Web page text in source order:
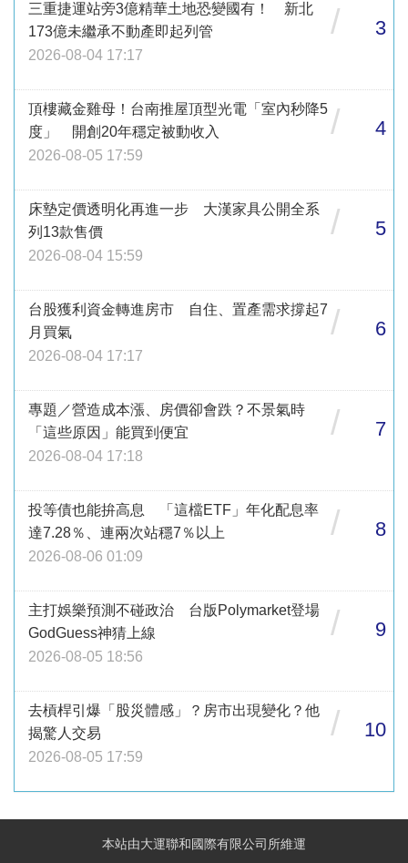
三重捷運站旁3億精華土地恐變國有！ 新北
173億未繼承不動產即起列管
2026-08-04 17:17
/ 3
頂樓藏金雞母！台南推屋頂型光電「室內秒降5
度」 開創20年穩定被動收入
2026-08-05 17:59
/ 4
床墊定價透明化再進一步 大漢家具公開全系
列13款售價
2026-08-04 15:59
/ 5
台股獲利資金轉進房市 自住、置產需求撐起7
月買氣
2026-08-04 17:17
/ 6
專題／營造成本漲、房價卻會跌？不景氣時
「這些原因」能買到便宜
2026-08-04 17:18
/ 7
投等債也能拚高息 「這檔ETF」年化配息率
達7.28％、連兩次站穩7％以上
2026-08-06 01:09
/ 8
主打娛樂預測不碰政治 台版Polymarket登場
GodGuess神猜上線
2026-08-05 18:56
/ 9
去槓桿引爆「股災體感」？房市出現變化？他
揭驚人交易
2026-08-05 17:59
/ 10
本站由大運聯和國際有限公司所維運